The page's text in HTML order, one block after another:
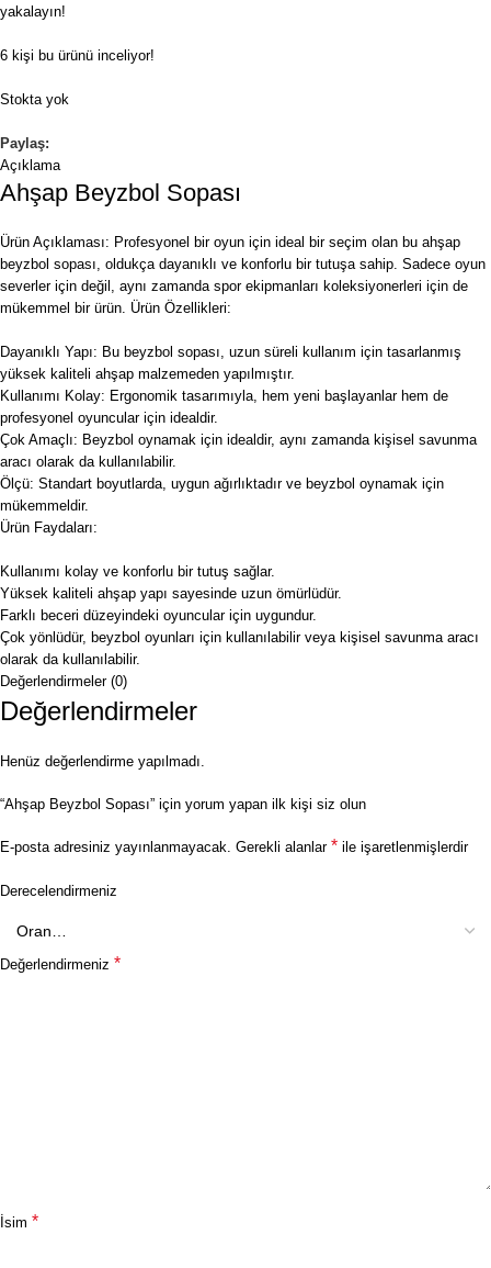
yakalayın!
6 kişi bu ürünü inceliyor!
Stokta yok
Paylaş:
Açıklama
Ahşap Beyzbol Sopası
Ürün Açıklaması: Profesyonel bir oyun için ideal bir seçim olan bu ahşap
beyzbol sopası, oldukça dayanıklı ve konforlu bir tutuşa sahip. Sadece oyun
severler için değil, aynı zamanda spor ekipmanları koleksiyonerleri için de
mükemmel bir ürün. Ürün Özellikleri:
Dayanıklı Yapı: Bu beyzbol sopası, uzun süreli kullanım için tasarlanmış
yüksek kaliteli ahşap malzemeden yapılmıştır.
Kullanımı Kolay: Ergonomik tasarımıyla, hem yeni başlayanlar hem de
profesyonel oyuncular için idealdir.
Çok Amaçlı: Beyzbol oynamak için idealdir, aynı zamanda kişisel savunma
aracı olarak da kullanılabilir.
Ölçü: Standart boyutlarda, uygun ağırlıktadır ve beyzbol oynamak için
mükemmeldir.
Ürün Faydaları:
Kullanımı kolay ve konforlu bir tutuş sağlar.
Yüksek kaliteli ahşap yapı sayesinde uzun ömürlüdür.
Farklı beceri düzeyindeki oyuncular için uygundur.
Çok yönlüdür, beyzbol oyunları için kullanılabilir veya kişisel savunma aracı
olarak da kullanılabilir.
Değerlendirmeler (0)
Değerlendirmeler
Henüz değerlendirme yapılmadı.
“Ahşap Beyzbol Sopası” için yorum yapan ilk kişi siz olun
E-posta adresiniz yayınlanmayacak. Gerekli alanlar * ile işaretlenmişlerdir
Derecelendirmeniz
Değerlendirmeniz *
İsim *